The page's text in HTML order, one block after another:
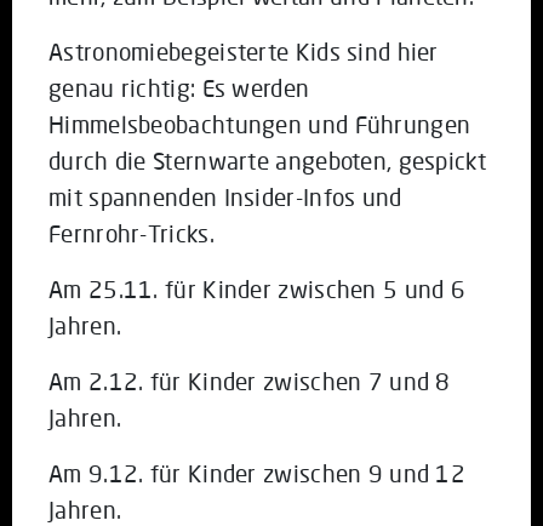
Astronomiebegeisterte Kids sind hier
genau richtig: Es werden
Himmelsbeobachtungen und Führungen
durch die Sternwarte angeboten, gespickt
mit spannenden Insider-Infos und
Fernrohr-Tricks.
Am 25.11. für Kinder zwischen 5 und 6
Jahren.
Am 2.12. für Kinder zwischen 7 und 8
Jahren.
Am 9.12. für Kinder zwischen 9 und 12
Jahren.